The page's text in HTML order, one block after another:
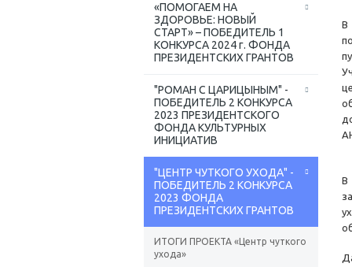
«ПОМОГАЕМ НА
ЗДОРОВЬЕ: НОВЫЙ
СТАРТ» – ПОБЕДИТЕЛЬ 1
КОНКУРСА 2024 г. ФОНДА
ПРЕЗИДЕНТСКИХ ГРАНТОВ
"РОМАН С ЦАРИЦЫНЫМ" -
ПОБЕДИТЕЛЬ 2 КОНКУРСА
2023 ПРЕЗИДЕНТСКОГО
ФОНДА КУЛЬТУРНЫХ
ИНИЦИАТИВ
"ЦЕНТР ЧУТКОГО УХОДА" -
ПОБЕДИТЕЛЬ 2 КОНКУРСА
2023 ФОНДА
ПРЕЗИДЕНТСКИХ ГРАНТОВ
ИТОГИ ПРОЕКТА «Центр чуткого
ухода»
В
В